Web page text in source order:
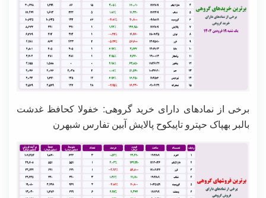
برخی از نمادهای دارای خرید گروهی: خفولا کحافظ غدشت
بالبر بهپاک حپترو تاپیکوح پالایش آبین تفارس شبهرن